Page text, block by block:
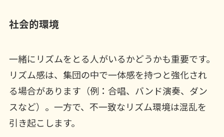
社会的環境
一緒にリズムをとる人がいるかどうかも重要です。
リズム感は、集団の中で一体感を持つと強化され
る場合があります（例：合唱、バンド演奏、ダン
スなど）。一方で、不一致なリズム環境は混乱を
引き起こします。